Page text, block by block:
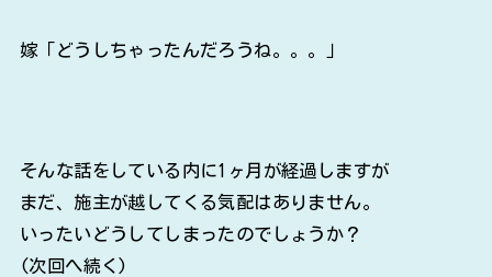
嫁「どうしちゃったんだろうね。。。」
そんな話をしている内に1ヶ月が経過しますが
まだ、施主が越してくる気配はありません。
いったいどうしてしまったのでしょうか？
(次回へ続く)